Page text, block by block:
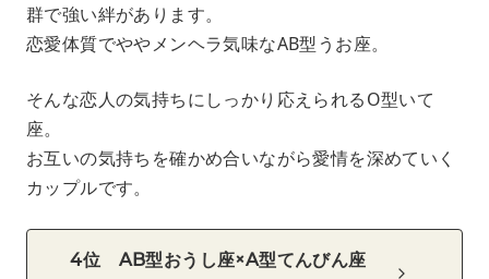
群で強い絆があります。
恋愛体質でややメンヘラ気味なAB型うお座。
そんな恋人の気持ちにしっかり応えられるO型いて
座。
お互いの気持ちを確かめ合いながら愛情を深めていく
カップルです。
4位 AB型おうし座×A型てんびん座